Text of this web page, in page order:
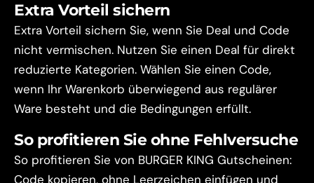
Extra Vorteil sichern
Extra Vorteil sichern Sie, wenn Sie Deal und Code
nicht vermischen. Nutzen Sie einen Deal für direkt
reduzierte Kategorien. Wählen Sie einen Code,
wenn Ihr Warenkorb überwiegend aus regulärer
Ware besteht und die Bedingungen erfüllt.
So profitieren Sie ohne Fehlversuche
So profitieren Sie von BURGER KING Gutscheinen:
Code kopieren, ohne Leerzeichen einfügen und